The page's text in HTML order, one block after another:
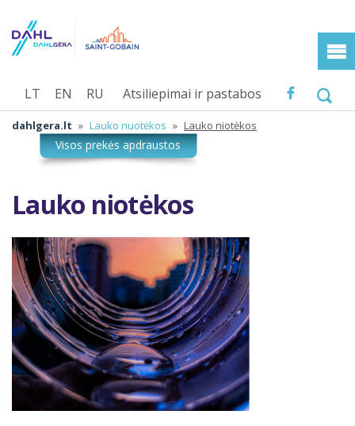
Atsiliepimai ir pastabos
LT EN RU
dahlgera.lt » Lauko nuotėkos » Lauko niotėkos
Lauko niotėkos